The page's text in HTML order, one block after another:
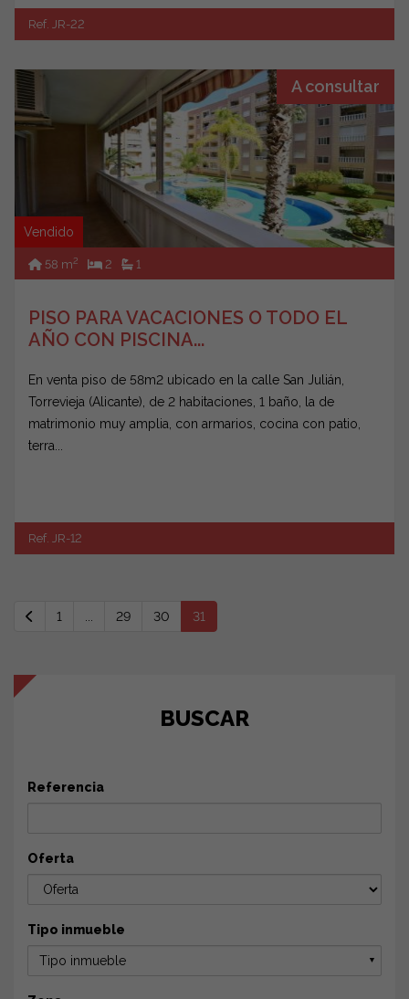
Ref. JR-22
A consultar
Vendido
58 m2 2 1
PISO PARA VACACIONES O TODO EL
AÑO CON PISCINA...
En venta piso de 58m2 ubicado en la calle San Julián,
Torrevieja (Alicante), de 2 habitaciones, 1 baño, la de
matrimonio muy amplia, con armarios, cocina con patio,
terra...
Ref. JR-12
1 ... 29 30 31
BUSCAR
Referencia
Oferta
Tipo inmueble
Tipo inmueble ▼